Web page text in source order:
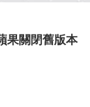
果關閉舊版本